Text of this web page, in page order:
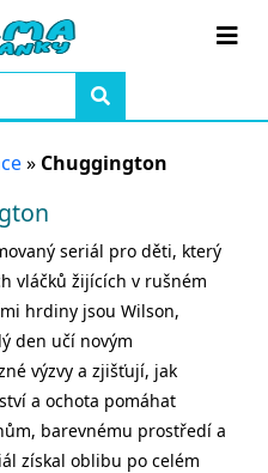
» Chuggington
seriál pro děti, který
vláčků žijících v rušném
hrdiny jsou Wilson,
den učí novým
výzvy a zjišťují, jak
a ochota pomáhat
barevnému prostředí a
získal oblibu po celém